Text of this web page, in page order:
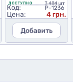
ДОСТУПНО 3 484 шт
Код: P-1236
Цена:
4 грн.
Добавить